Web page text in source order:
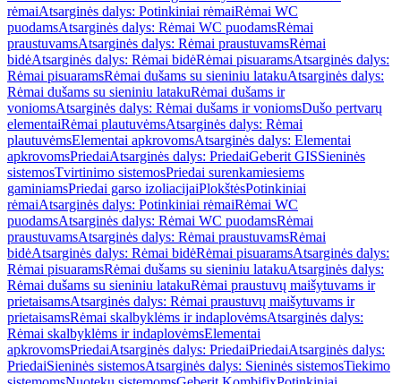
rėmaiAtsarginės dalys: Potinkiniai rėmaiRėmai WC
puodamsAtsarginės dalys: Rėmai WC puodamsRėmai
praustuvamsAtsarginės dalys: Rėmai praustuvamsRėmai
bidėAtsarginės dalys: Rėmai bidėRėmai pisuaramsAtsarginės dalys:
Rėmai pisuaramsRėmai dušams su sieniniu latakuAtsarginės dalys:
Rėmai dušams su sieniniu latakuRėmai dušams ir
voniomsAtsarginės dalys: Rėmai dušams ir voniomsDušo pertvarų
elementaiRėmai plautuvėmsAtsarginės dalys: Rėmai
plautuvėmsElementai apkrovomsAtsarginės dalys: Elementai
apkrovomsPriedaiAtsarginės dalys: PriedaiGeberit GISSieninės
sistemosTvirtinimo sistemosPriedai surenkamiesiems
gaminiamsPriedai garso izoliacijaiPlokštėsPotinkiniai
rėmaiAtsarginės dalys: Potinkiniai rėmaiRėmai WC
puodamsAtsarginės dalys: Rėmai WC puodamsRėmai
praustuvamsAtsarginės dalys: Rėmai praustuvamsRėmai
bidėAtsarginės dalys: Rėmai bidėRėmai pisuaramsAtsarginės dalys:
Rėmai pisuaramsRėmai dušams su sieniniu latakuAtsarginės dalys:
Rėmai dušams su sieniniu latakuRėmai praustuvų maišytuvams ir
prietaisamsAtsarginės dalys: Rėmai praustuvų maišytuvams ir
prietaisamsRėmai skalbyklėms ir indaplovėmsAtsarginės dalys:
Rėmai skalbyklėms ir indaplovėmsElementai
apkrovomsPriedaiAtsarginės dalys: PriedaiPriedaiAtsarginės dalys:
PriedaiSieninės sistemosAtsarginės dalys: Sieninės sistemosTiekimo